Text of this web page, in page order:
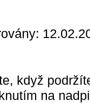
když
na